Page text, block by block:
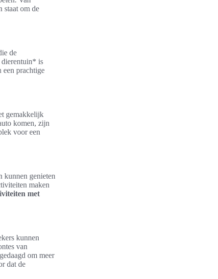
staat om de
de
is
een prachtige
gemakkelijk
komen, zijn
voor een
kunnen genieten
maken
met
kunnen
van
om meer
dat de